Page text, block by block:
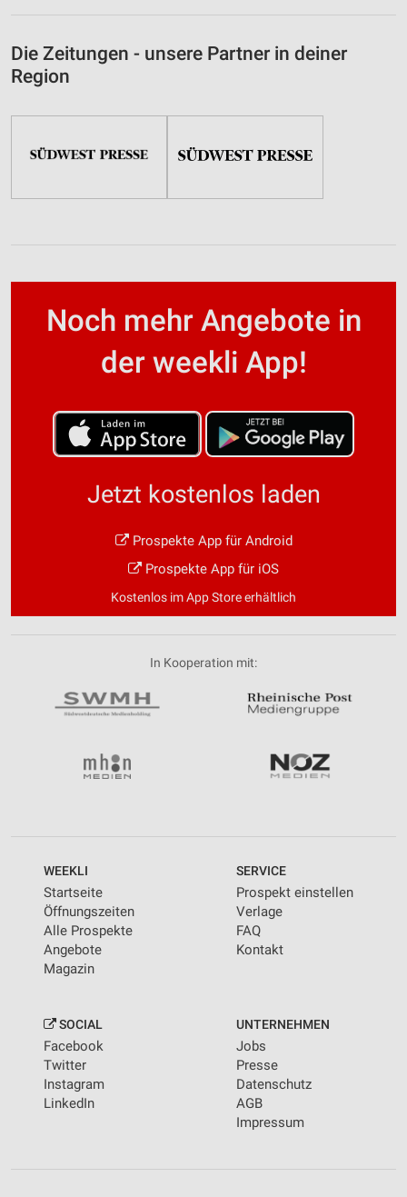
Die Zeitungen - unsere Partner in deiner
Region
Noch mehr Angebote in
der weekli App!
Jetzt kostenlos laden
Prospekte App für Android
Prospekte App für iOS
Kostenlos im App Store erhältlich
In Kooperation mit:
WEEKLI
Startseite
Öffnungszeiten
Alle Prospekte
Angebote
Magazin
SERVICE
Prospekt einstellen
Verlage
FAQ
Kontakt
SOCIAL
Facebook
Twitter
Instagram
LinkedIn
UNTERNEHMEN
Jobs
Presse
Datenschutz
AGB
Impressum